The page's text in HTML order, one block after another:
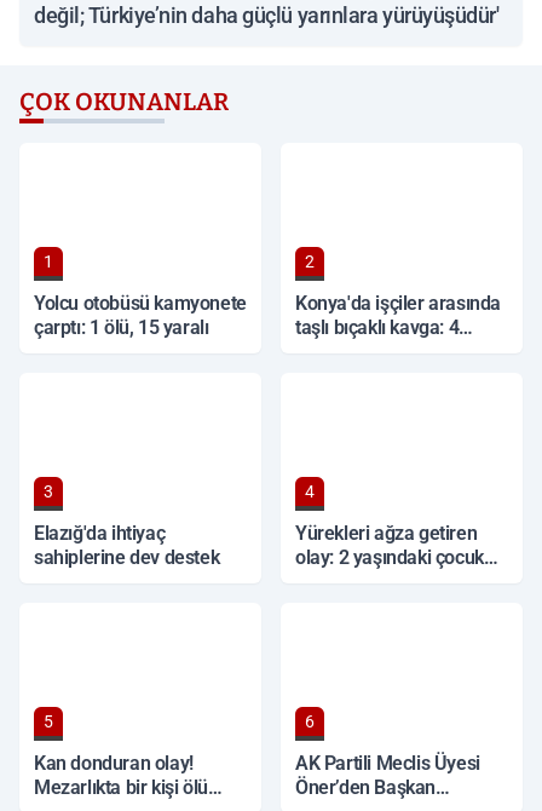
değil; Türkiye’nin daha güçlü yarınlara yürüyüşüdür'
ÇOK OKUNANLAR
1
Yolcu otobüsü kamyonete
çarptı: 1 ölü, 15 yaralı
2
Konya'da işçiler arasında
taşlı bıçaklı kavga: 4
3
Elazığ'da ihtiyaç
sahiplerine dev destek
4
Yürekleri ağza getiren
olay: 2 yaşındaki çocuk
5
Kan donduran olay!
Mezarlıkta bir kişi ölü
6
AK Partili Meclis Üyesi
Öner’den Başkan